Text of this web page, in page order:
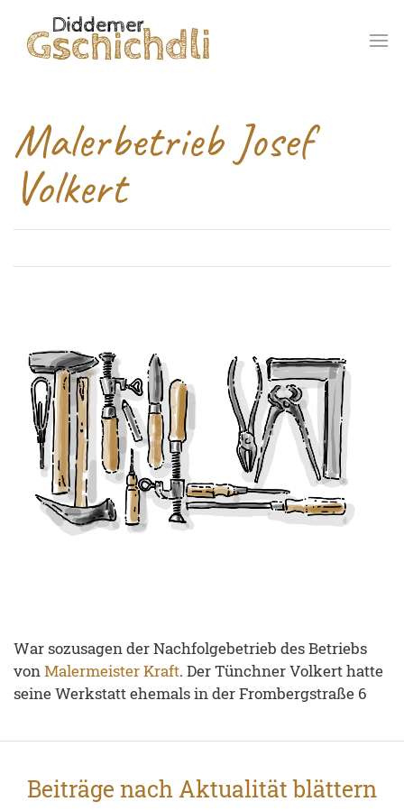
Malerbetrieb Josef
Volkert
War sozusagen der Nachfolgebetrieb des Betriebs
vonMalermeister Kraft. Der Tünchner Volkert hatte
seine Werkstatt ehemals in der Frombergstraße 6
Beiträge nach Aktualität blättern